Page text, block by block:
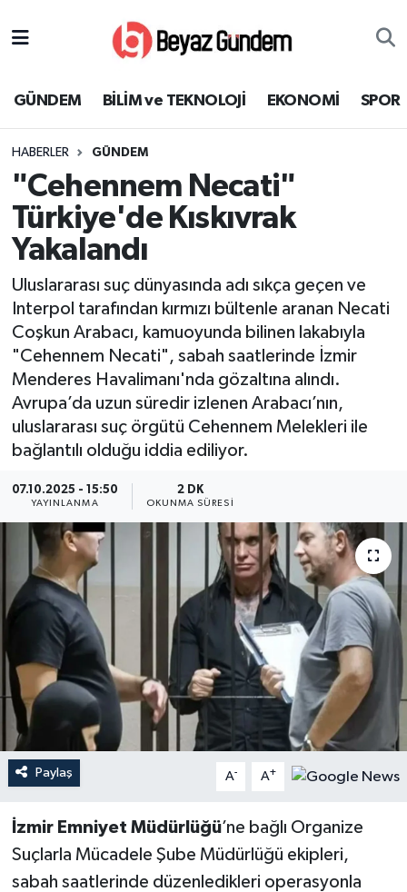
GÜNDEM BİLİM ve TEKNOLOJİ EKONOMİ SPOR
HABERLER GÜNDEM
"Cehennem Necati"
Türkiye'de Kıskıvrak
Yakalandı
Uluslararası suç dünyasında adı sıkça geçen ve
Interpol tarafından kırmızı bültenle aranan Necati
Coşkun Arabacı, kamuoyunda bilinen lakabıyla
"Cehennem Necati", sabah saatlerinde İzmir
Menderes Havalimanı'nda gözaltına alındı.
Avrupa’da uzun süredir izlenen Arabacı’nın,
uluslararası suç örgütü Cehennem Melekleri ile
bağlantılı olduğu iddia ediliyor.
07.10.2025 - 15:50
YAYINLANMA
2 DK
OKUNMA SÜRESI
Paylaş A- A+
İzmir Emniyet Müdürlüğü’ne bağlı Organize
Suçlarla Mücadele Şube Müdürlüğü ekipleri,
sabah saatlerinde düzenledikleri operasyonla
EKONOMİ
SPOR
SAĞLIK
EĞİTİM
KÜLTÜR SANAT
MAGAZİN
Süper Lig Puan Durumu ve Fikstür
Tüm Manşetler
Son Dakika Haberleri
Haber Arşivi